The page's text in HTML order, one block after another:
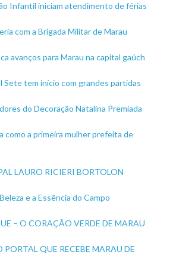
Infantil iniciam atendimento de férias
com a Brigada Militar de Marau
avanços para Marau na capital gaúch
Sete tem início com grandes partidas
do Decoração Natalina Premiada
como a primeira mulher prefeita de
LAURO RICIERI BORTOLON
e a Essência do Campo
– O CORAÇÃO VERDE DE MARAU
PORTAL QUE RECEBE MARAU DE